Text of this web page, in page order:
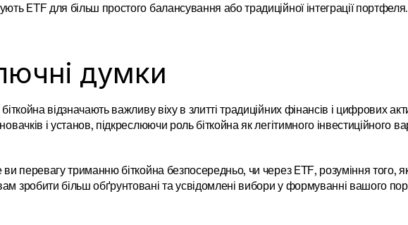
ETF для більш простого балансування або традиційної інтеграції портфеля.
думки
біткойна відзначають важливу віху в злитті традиційних фінансів і цифрових
і установ, підкреслюючи роль біткойна як легітимного інвестиційного
ви перевагу триманню біткойна безпосередньо, чи через ETF, розуміння того,
зробити більш обґрунтовані та усвідомлені вибори у формуванні вашого